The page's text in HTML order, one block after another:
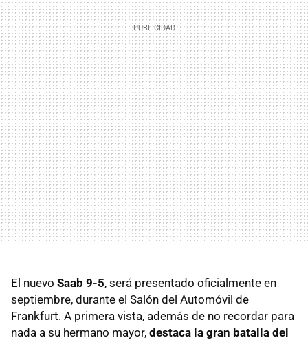
El nuevo Saab 9-5, será presentado oficialmente en
septiembre, durante el Salón del Automóvil de
Frankfurt. A primera vista, además de no recordar para
nada a su hermano mayor, destaca la gran batalla del